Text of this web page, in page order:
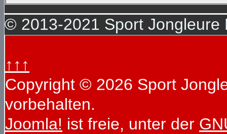
© 2013-2021 Sport Jongleure
↑↑↑
Copyright © 2026 Sport
vorbehalten.
Joomla! ist freie, unter der